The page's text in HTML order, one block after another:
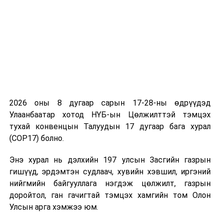
2026 оны 8 дугаар сарын 17-28-ны өдрүүдэд
Улаанбаатар хотод НҮБ-ын Цөлжилттэй тэмцэх
тухай конвенцын Талуудын 17 дугаар бага хурал
(COP17) болно.
Энэ хурал нь дэлхийн 197 улсын Засгийн газрын
гишүүд, эрдэмтэн судлаач, хувийн хэвшил, иргэний
нийгмийн байгууллага нэгдэж цөлжилт, газрын
доройтол, ган гачигтай тэмцэх хамгийн том Олон
Улсын арга хэмжээ юм.